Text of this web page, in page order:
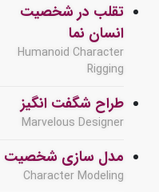
تقلب در شخصیت
انسان نما
Humanoid Character
Rigging
طراح شگفت انگیز
Marvelous Designer
مدل سازی شخصیت
Character Modeling